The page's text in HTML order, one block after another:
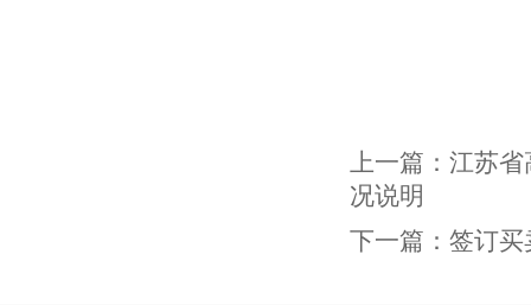
上一篇： 江苏省
况说明
下一篇： 签订买